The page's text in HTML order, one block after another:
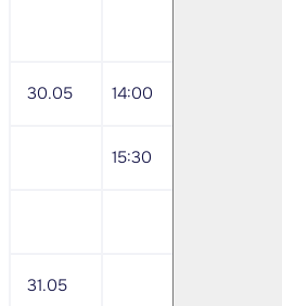
30.05 14:00
15:30
31.05